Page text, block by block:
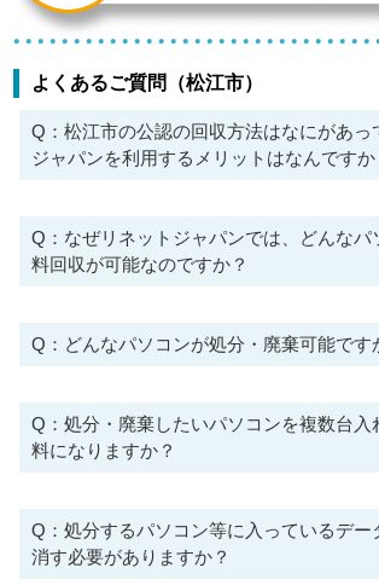
よくあるご質問（松江市）
Q：松江市の公認の回収方法はなにがあっ
ジャパンを利用するメリットはなんですか
Q：なぜリネットジャパンでは、どんなパ
料回収が可能なのですか？
Q：どんなパソコンが処分・廃棄可能です
Q：処分・廃棄したいパソコンを複数台入
料になりますか？
Q：処分するパソコン等に入っているデー
消す必要がありますか？